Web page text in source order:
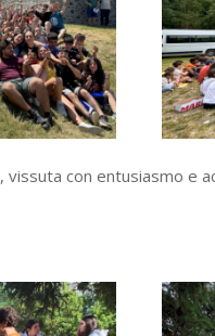
vissuta con entusiasmo e